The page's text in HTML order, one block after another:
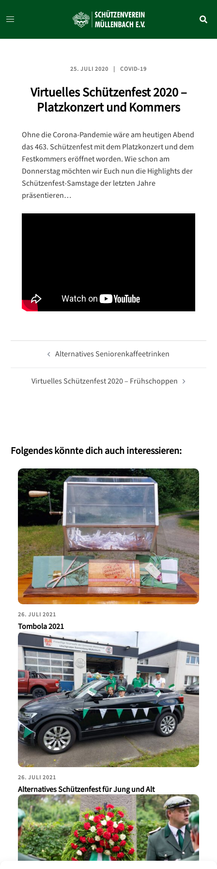
Inhalt
25. JULI 2020 COVID-19
Virtuelles Schützenfest 2020 –
Platzkonzert und Kommers
Ohne die Corona-Pandemie wäre am heutigen Abend
das 463. Schützenfest mit dem Platzkonzert und dem
Festkommers eröffnet worden. Wie schon am
Donnerstag möchten wir Euch nun die Highlights der
Schützenfest-Samstage der letzten Jahre
präsentieren…
Alternatives Seniorenkaffeetrinken
Virtuelles Schützenfest 2020 – Frühschoppen
Folgendes könnte dich auch interessieren:
26. JULI 2021
Tombola 2021
26. JULI 2021
Alternatives Schützenfest für Jung und Alt